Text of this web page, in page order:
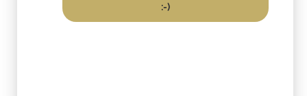
:-)